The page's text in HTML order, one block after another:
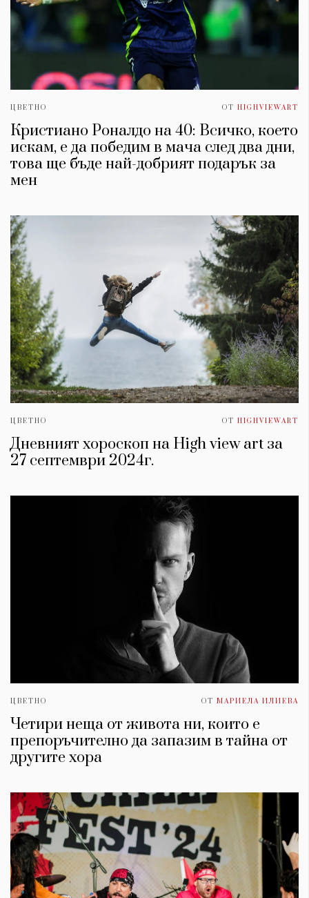
ЦВЕТНО ОТ HIGHVIEWART
Кристиано Роналдо на 40: Всичко, което
искам, е да победим в мача след два дни,
това ще бъде най-добрият подарък за
мен
ЦВЕТНО ОТ HIGHVIEWART
Дневният хороскоп на High view art за
27 септември 2024г.
ЦВЕТНО ОТ МАРИЕЛА ИЛИЕВА
Четири неща от живота ни, които е
препоръчително да запазим в тайна от
другите хора